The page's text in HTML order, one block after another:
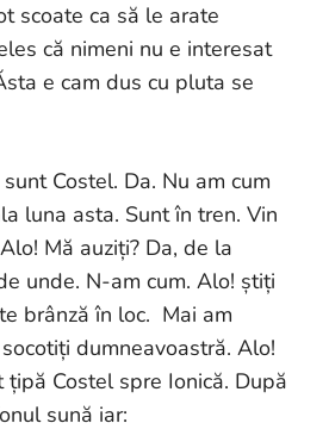
scoate ca să le arate
că nimeni nu e interesat
e cam dus cu pluta se
Costel. Da. Nu am cum
luna asta. Sunt în tren. Vin
Mă auziți? Da, de la
unde. N-am cum. Alo! știți
brânză în loc. Mai am
dumneavoastră. Alo!
Costel spre Ionică. După
sună iar: